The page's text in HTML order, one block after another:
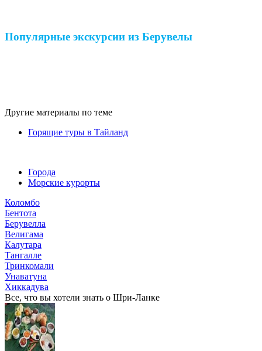
Популярные экскурсии из Берувелы
Другие материалы по теме
Горящие туры в Тайланд
Города
Морские курорты
Коломбо
Бентота
Берувелла
Велигама
Калутара
Тангалле
Тринкомали
Унаватуна
Хиккадува
Все, что вы хотели знать o Шри-Ланке